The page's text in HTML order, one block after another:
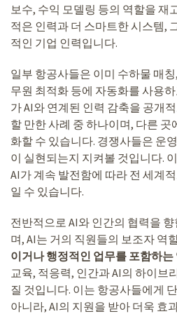
보수, 수익 모델링 등의 역할을 재
적은 인력과 더 스마트한 시스템,
적인 기업 인력입니다.
일부 항공사들은 이미 수하물 매
무원 최적화 등에 자동화를 사용
가 AI와 연계된 인력 감축을 공개
할 만한 사례 중 하나이며, 다른
화할 수 있습니다. 경쟁사들은 운
이 실현되는지 지켜볼 것입니다.
AI가 계속 발전함에 따라 전 세계
일 수 있습니다.
전반적으로 AI와 인간의 협력을
며, AI는 거의 직원들의 보조자 역
이거나 행정적인 업무를 포함하
교육, 적응력, 인간과 AI의 하이브
질 것입니다. 이는 항공사들에게
아니라, AI의 지원을 받아 더욱 효